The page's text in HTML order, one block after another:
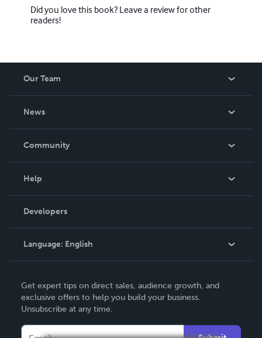
Did you love this book? Leave a review for other
readers!
Our Team
News
In The News
Community
Podcast
Help
Order Lookup
Knowledge Base
Contact Support
Developers
Language: English
Deutsch
Français
Get expert tips on direct sales, audience growth, and
exclusive offers to help you build your business.
Unsubscribe at any time.